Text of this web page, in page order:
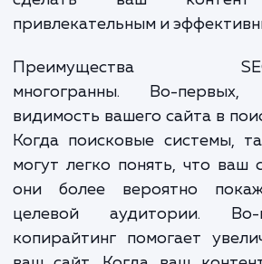
внимание как
практики написания
оптимизации для
сделать ваш
привлекательным и
Преимущества
многогранны. Во-
видимость вашего сайта в